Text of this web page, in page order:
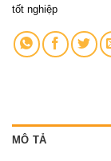
tốt nghiệp
MÔ TẢ